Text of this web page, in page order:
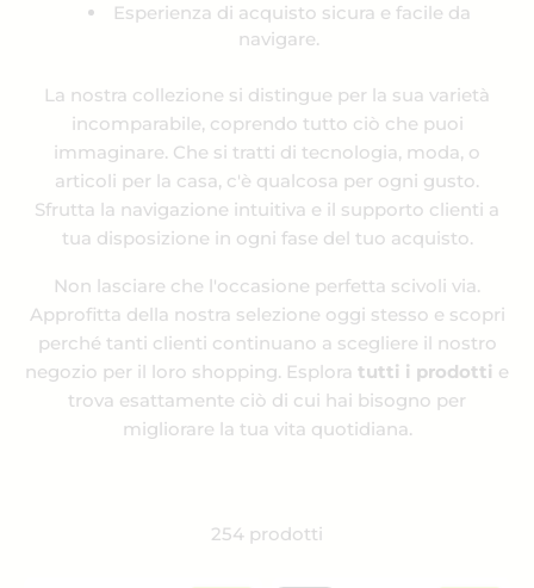
Esperienza di acquisto sicura e facile da
navigare.
La nostra collezione si distingue per la sua varietà
incomparabile, coprendo tutto ciò che puoi
immaginare. Che si tratti di tecnologia, moda, o
articoli per la casa, c'è qualcosa per ogni gusto.
Sfrutta la navigazione intuitiva e il supporto clienti a
tua disposizione in ogni fase del tuo acquisto.
Non lasciare che l'occasione perfetta scivoli via.
Approfitta della nostra selezione oggi stesso e scopri
perché tanti clienti continuano a scegliere il nostro
negozio per il loro shopping. Esplora tutti i prodotti e
trova esattamente ciò di cui hai bisogno per
migliorare la tua vita quotidiana.
254 prodotti